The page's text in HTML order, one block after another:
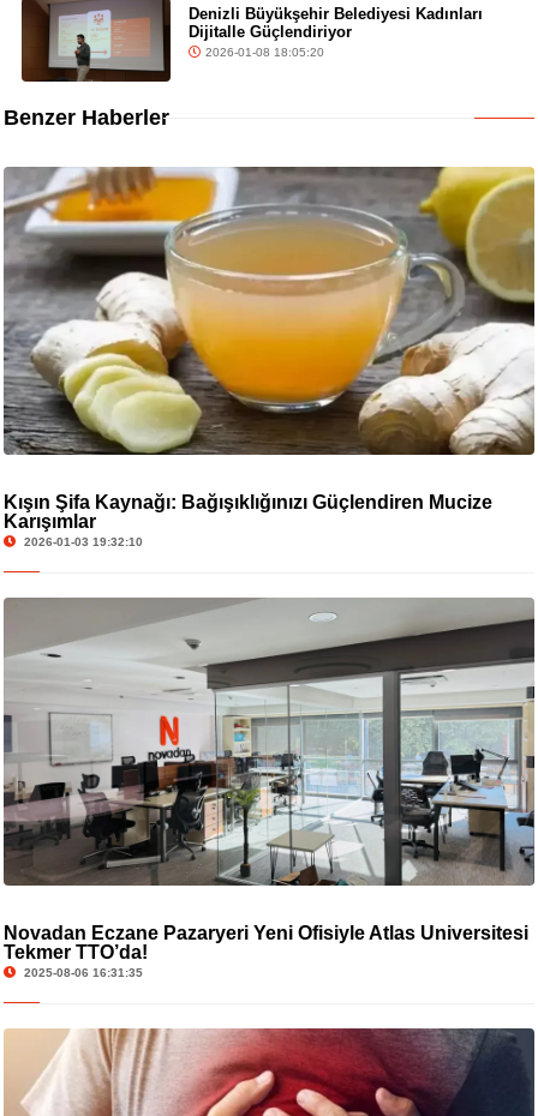
Denizli Büyükşehir Belediyesi Kadınları
Dijitalle Güçlendiriyor
2026-01-08 18:05:20
Benzer Haberler
Kışın Şifa Kaynağı: Bağışıklığınızı Güçlendiren Mucize
Karışımlar
2026-01-03 19:32:10
Novadan Eczane Pazaryeri Yeni Ofisiyle Atlas Üniversitesi
Tekmer TTO’da!
2025-08-06 16:31:35